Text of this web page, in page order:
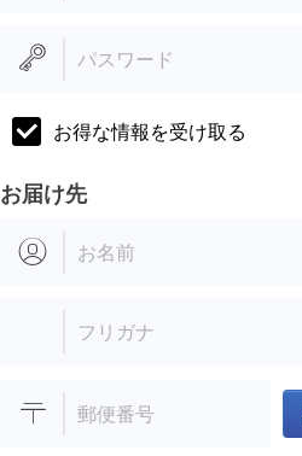
パスワード
お得な情報を受け取る
お届け先
お名前
フリガナ
郵便番号